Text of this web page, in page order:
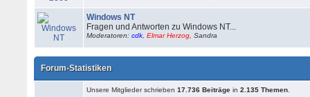
Windows NT
Fragen und Antworten zu Windows NT...
Moderatoren:cdk ,Elmar Herzog , Sandra
Forum-Statistiken
Unsere Mitglieder schrieben17.736 Beiträge in2.135 Themen